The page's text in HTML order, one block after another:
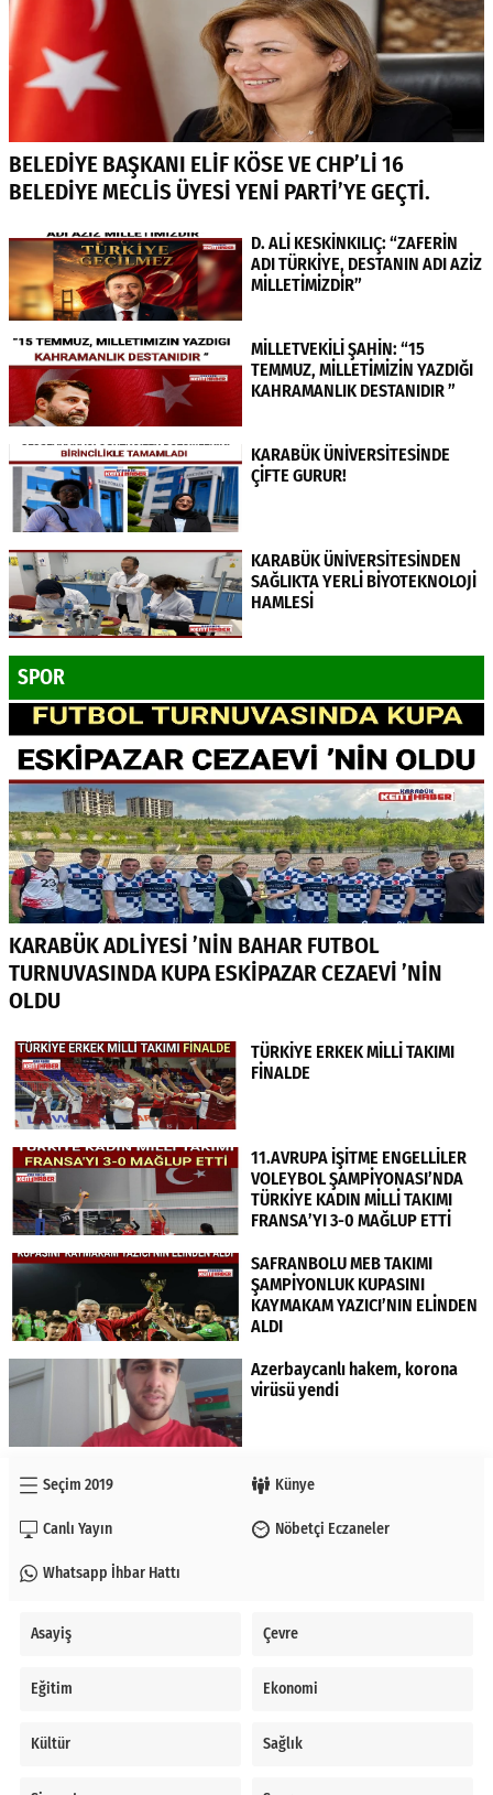
BELEDİYE BAŞKANI ELİF KÖSE VE CHP’Lİ 16
BELEDİYE MECLİS ÜYESİ YENİ PARTİ’YE GEÇTİ.
D. ALİ KESKİNKILIÇ: “ZAFERİN
ADI TÜRKİYE, DESTANIN ADI AZİZ
MİLLETİMİZDİR”
MİLLETVEKİLİ ŞAHİN: “15
TEMMUZ, MİLLETİMİZİN YAZDIĞI
KAHRAMANLIK DESTANIDIR ”
KARABÜK ÜNİVERSİTESİNDE
ÇİFTE GURUR!
KARABÜK ÜNİVERSİTESİNDEN
SAĞLIKTA YERLİ BİYOTEKNOLOJİ
HAMLESİ
SPOR
KARABÜK ADLİYESİ ’NİN BAHAR FUTBOL
TURNUVASINDA KUPA ESKİPAZAR CEZAEVİ ’NİN
OLDU
TÜRKİYE ERKEK MİLLİ TAKIMI
FİNALDE
11.AVRUPA İŞİTME ENGELLİLER
VOLEYBOL ŞAMPİYONASI’NDA
TÜRKİYE KADIN MİLLİ TAKIMI
FRANSA’YI 3-0 MAĞLUP ETTİ
SAFRANBOLU MEB TAKIMI
ŞAMPİYONLUK KUPASINI
KAYMAKAM YAZICI’NIN ELİNDEN
ALDI
Azerbaycanlı hakem, korona
virüsü yendi
Seçim 2019 Künye
Canlı Yayın Nöbetçi Eczaneler
Whatsapp İhbar Hattı
Asayiş Çevre
Eğitim Ekonomi
Kültür Sağlık